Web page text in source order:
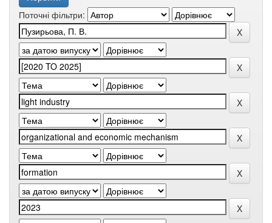
Поточні фільтри: